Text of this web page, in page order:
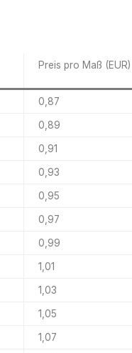
Preis pro Maß (EUR)
0,87
0,89
0,91
0,93
0,95
0,97
0,99
1,01
1,03
1,05
1,07